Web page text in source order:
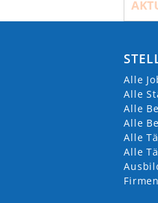
Alle
Alle
Alle
Alle
Alle
Alle